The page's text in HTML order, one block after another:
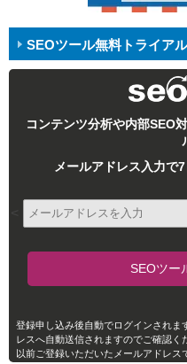
SEOツール無料トライアル
コンテンツ分析や内部SEO
メールアドレス入力で
登録申し込み後自動でログインされま
レスへ自動送信されますのでご確認く
以前ご登録いただいたメールアドレス